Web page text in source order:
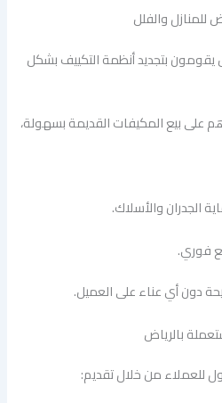
والفلل
يقومون بتجديد أنظمة التكييف بشكل
على بيع المكيفات القديمة بسهولة،
الجدران والأسلاك.
فوري.
دون أي عناء على العميل.
بالرياض
للعملاء من خلال تقديم: